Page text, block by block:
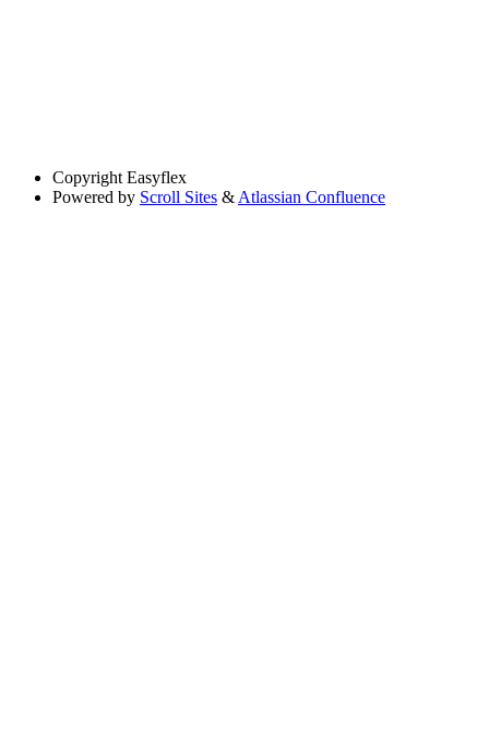
Copyright Easyflex
Powered by Scroll Sites & Atlassian Confluence